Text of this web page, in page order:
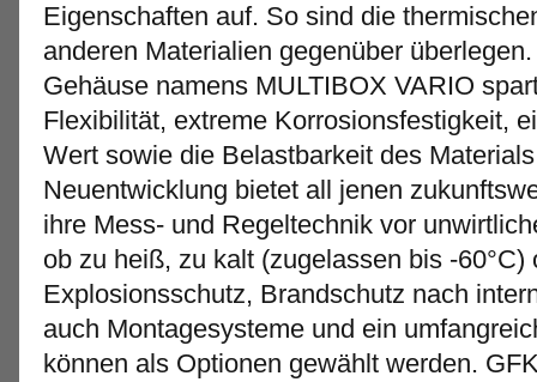
Eigenschaften auf. So sind die
anderen Materialien gegenüber
Gehäuse namens MULTIBOX VARIO
Flexibilität, extreme Korrosionsfestigkeit,
Wert sowie die Belastbarkeit des
Neuentwicklung bietet all jenen
ihre Mess- und Regeltechnik vor
ob zu heiß, zu kalt (zugelassen bis -60°C)
Explosionsschutz, Brandschutz nach
auch Montagesysteme und ein
können als Optionen gewählt werden.